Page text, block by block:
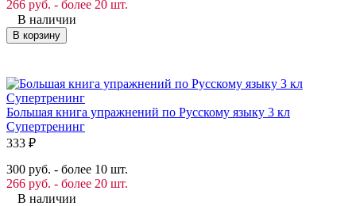
266 руб. - более 20 шт.
В наличии
В корзину
Большая книга упражнений по Русскому языку 3 кл
Супертренинг
333 ₽
300 руб. - более 10 шт.
266 руб. - более 20 шт.
В наличии